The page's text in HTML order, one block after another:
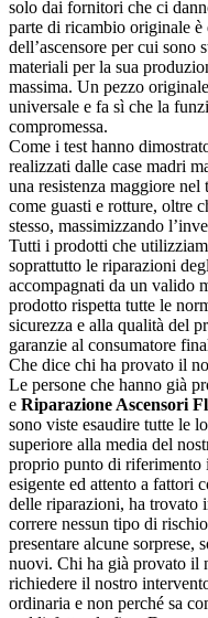
solo dai fornitori che ci
parte di ricambio originale è
dell’ascensore per cui
materiali per la sua
massima. Un pezzo
universale e fa sì che la
compromessa.
Come i test hanno
realizzati dalle case madri
una resistenza maggiore
come guasti e rotture, oltre
stesso, massimizzando
Tutti i prodotti che
soprattutto le riparazioni
accompagnati da un valido
prodotto rispetta tutte le
sicurezza e alla qualità del
garanzie al consumatore
Che dice chi ha provato il
Le persone che hanno già
e Riparazione Ascensori
sono viste esaudire tutte le
superiore alla media del
proprio punto di riferimento
esigente ed attento a fattori
delle riparazioni, ha trovato
correre nessun tipo di
presentare alcune sorprese,
nuovi. Chi ha già provato il
richiedere il nostro
ordinaria e non perché sa